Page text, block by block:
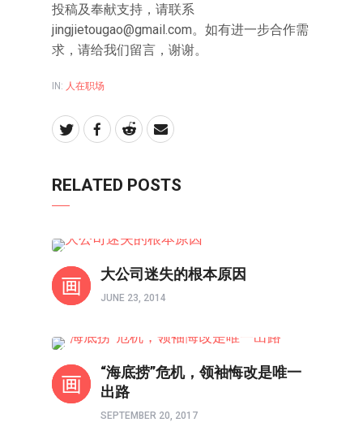
投稿及奉献支持，请联系
jingjietougao@gmail.com。如有进一步合作需
求，请给我们留言，谢谢。
IN: 人在职场
RELATED POSTS
大公司迷失的根本原因
JUNE 23, 2014
“海底捞”危机，领袖悔改是唯一
出路
SEPTEMBER 20, 2017